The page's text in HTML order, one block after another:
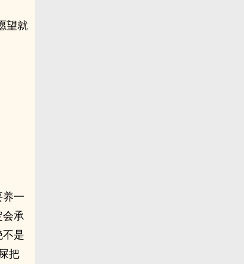
望就
一
承
是
把